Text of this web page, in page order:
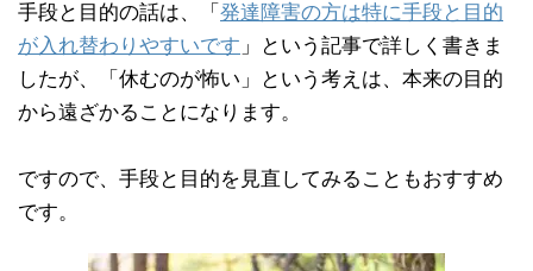
手段と目的の話は、「 発達障害の方は特に手段と目的
が入れ替わりやすいです 」という記事で詳しく書きま
したが、「休むのが怖い」という考えは、本来の目的
から遠ざかることになります。
ですので、手段と目的を見直してみることもおすすめ
です。